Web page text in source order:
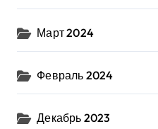
Март 2024
Февраль 2024
Декабрь 2023